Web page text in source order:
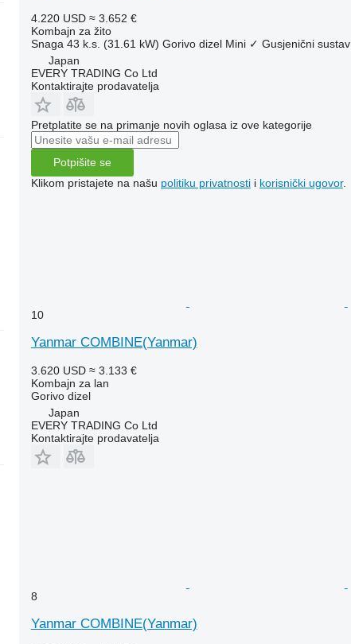
4.220 USD ≈ 3.652 €
Kombajn za žito
Snaga 43 k.s. (31.61 kW) Gorivo dizel Mini ✓ Gusjenični sustav
Japan
EVERY TRADING Co Ltd
Kontaktirajte prodavatelja
Pretplatite se na primanje novih oglasa iz ove kategorije
Potpišite se
Klikom pristajete na našu politiku privatnostii korisnički ugovor.
10
Yanmar COMBINE(Yanmar)
3.620 USD ≈ 3.133 €
Kombajn za lan
Gorivo dizel
Japan
EVERY TRADING Co Ltd
Kontaktirajte prodavatelja
8
Yanmar COMBINE(Yanmar)